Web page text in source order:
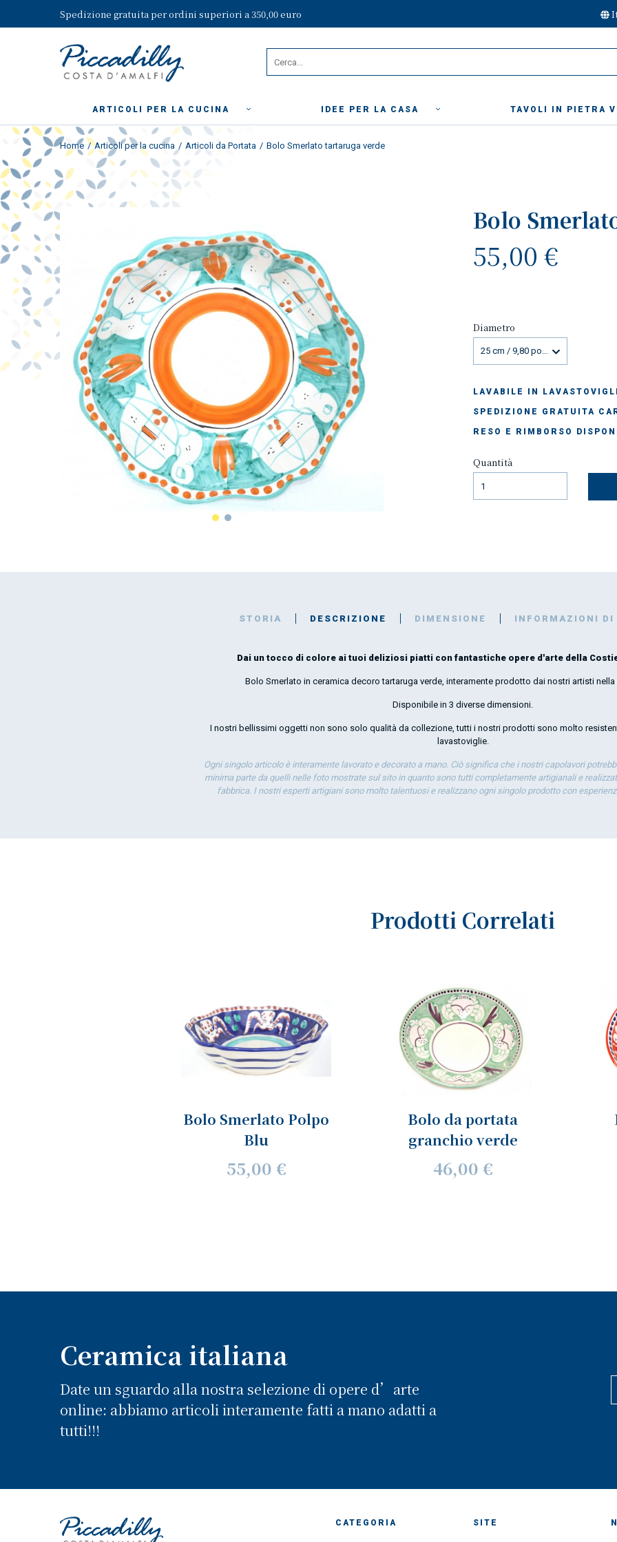
Spedizione gratuita per ordini superiori a 350,00 euro
ARTICOLI PER LA CUCINA IDEE PER LA CASA TAVOLI IN PIETRA
Home Articoli per la cucina Articoli da Portata Bolo Smerlato tartaruga verde
Bolo
55,00 €
Diametro
25 cm / 9,80 pollici
LAVABILE IN
SPEDIZIONE GRATUITA
RESO E RIMBORSO
Quantità
STORIA DESCRIZIONE DIMENSIONE INFORMAZIONI DI
Dai un tocco di colore ai tuoi deliziosi piatti con fantastiche opere d'arte della
Bolo Smerlato in ceramica decoro tartaruga verde, interamente prodotto dai nostri artisti
Disponibile in 3 diverse dimensioni.
I nostri bellissimi oggetti non sono solo qualità da collezione, tutti i nostri prodotti sono molto
lavastoviglie.
Ogni singolo articolo è interamente lavorato e decorato a mano. Ciò significa che i nostri capolavori
minima parte da quelli nelle foto mostrate sul sito in quanto sono tutti completamente artigianali e
fabbrica. I nostri esperti artigiani sono molto talentuosi e realizzano ogni singolo prodotto con
Prodotti Correlati
Bolo Smerlato Polpo
Blu
55,00 €
Bolo da portata
granchio verde
46,00 €
Ceramica italiana
Date un sguardo alla nostra selezione di opere d’arte
online: abbiamo articoli interamente fatti a mano adatti a
tutti!!!
CATEGORIA SITE